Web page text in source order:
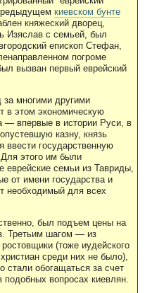
киевском бунте
княжеский дворец,
Изяслав с семьей, был
епископ Стефан,
погроме
вызван первый еврейский
за многими другими
в этом экономическую
— впервые в истории Руси, в
казну, князь
ввести государственную
этого им были
еврейские семьи из Тавриды,
от имени государства и
необходимый для всех
был подъем цены на
Третьим шагом — из
(тоже иудейского
среди них не было),
стали обогащаться за счет
вопросах киевлян.